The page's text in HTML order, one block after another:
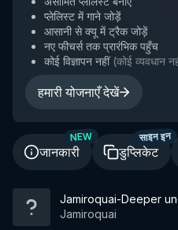
प्लेलिस्ट में गाने जोड़ें
आसानी से क्यू में ट्रैक जोड़ें
नए फीचर्स तक प्रारंभिक पहुँच
कोई विज्ञापन नहीं (कोई व्यवधान
हमारी योजनाएँ देखें
जानकारी
NEW
डुप्लिकेट
साइन इन
Jamiroquai-Deeper
Jamiroquai